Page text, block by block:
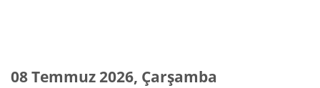
08 Temmuz 2026, Çarşamba